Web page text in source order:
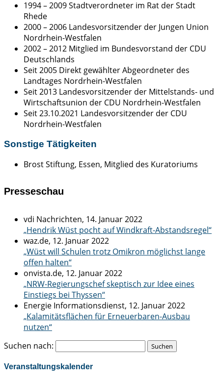
1994 – 2009 Stadtverordneter im Rat der Stadt
Rhede
2000 – 2006 Landesvorsitzender der Jungen Union
Nordrhein-Westfalen
2002 – 2012 Mitglied im Bundesvorstand der CDU
Deutschlands
Seit 2005 Direkt gewählter Abgeordneter des
Landtages Nordrhein-Westfalen
Seit 2013 Landesvorsitzender der Mittelstands- und
Wirtschaftsunion der CDU Nordrhein-Westfalen
Seit 23.10.2021 Landesvorsitzender der CDU
Nordrhein-Westfalen
Sonstige Tätigkeiten
Brost Stiftung, Essen, Mitglied des Kuratoriums
Presseschau
vdi Nachrichten, 14. Januar 2022
„Hendrik Wüst pocht auf Windkraft-Abstandsregel“
waz.de, 12. Januar 2022
„Wüst will Schulen trotz Omikron möglichst lange
offen halten“
onvista.de, 12. Januar 2022
„NRW-Regierungschef skeptisch zur Idee eines
Einstiegs bei Thyssen“
Energie Informationsdienst, 12. Januar 2022
„Kalamitätsflächen für Erneuerbaren-Ausbau
nutzen“
Suchen nach:
Veranstaltungskalender